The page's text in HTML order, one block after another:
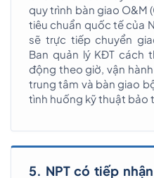
quy trình bàn giao O&M
tiêu chuẩn quốc tế của
sẽ trực tiếp chuyển
Ban quản lý KĐT cách
động theo giờ, vận
trung tâm và bàn giao
tình huống kỹ thuật bảo
5. NPT có tiếp